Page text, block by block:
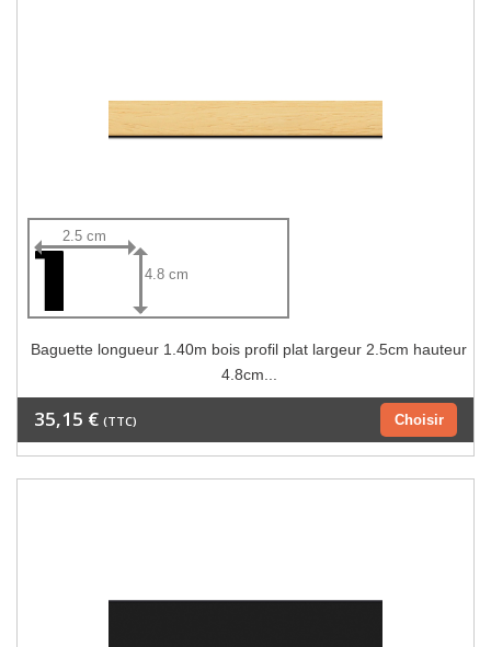
2.5 cm
4.8 cm
Baguette longueur 1.40m bois profil plat largeur 2.5cm hauteur
4.8cm...
Choisir
35,15 € (TTC)